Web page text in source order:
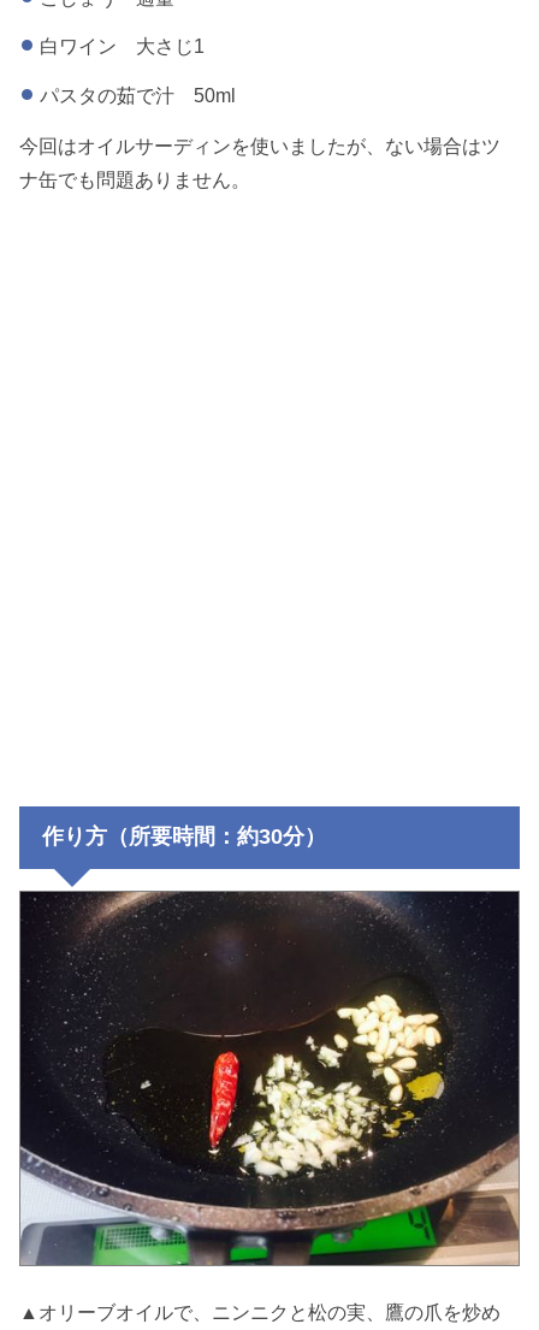
白ワイン 大さじ1
パスタの茹で汁 50ml
今回はオイルサーディンを使いましたが、ない場合はツ
ナ缶でも問題ありません。
作り方（所要時間：約30分）
▲オリーブオイルで、ニンニクと松の実、鷹の爪を炒め